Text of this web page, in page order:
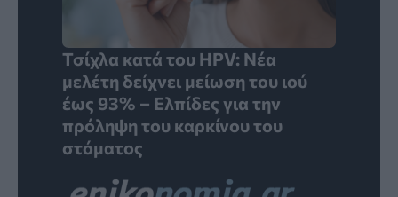
Τσίχλα κατά του HPV: Νέα
μελέτη δείχνει μείωση του ιού
έως 93% – Ελπίδες για την
πρόληψη του καρκίνου του
στόματος